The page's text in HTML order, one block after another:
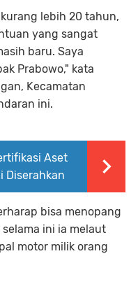
lebih 20 tahun,
yang sangat
baru. Saya
Prabowo," kata
Kecamatan
ini.
Aset
Diserahkan
bisa menopang
ini ia melaut
motor milik orang